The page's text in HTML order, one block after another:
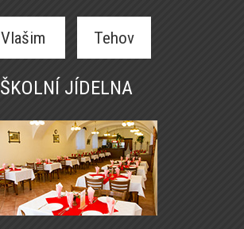
Vlašim Tehov
ŠKOLNÍ JÍDELNA